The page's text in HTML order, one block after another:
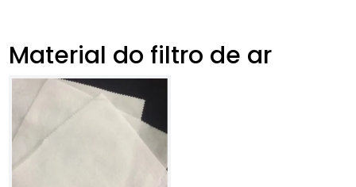
Material do filtro de ar